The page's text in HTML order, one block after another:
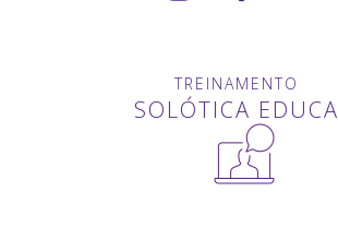
TREINAMENTO
SOLÓTICA EDUCA